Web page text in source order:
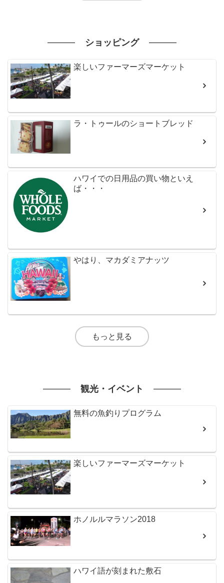
ショッピング
楽しいファーマーズマーケット
ラ・トゥールのショートブレッド
ハワイでの日用品の買い物といえ
ば・・・
やはり、マカダミアナッツ
もっと見る
観光・イベント
無料の魚釣りプログラム
楽しいファーマーズマーケット
ホノルルマラソン2018
ハワイ語が刻まれた敷石